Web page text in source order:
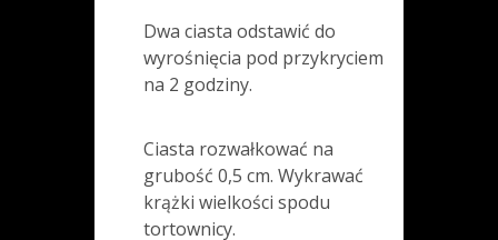
Dwa ciasta odstawić do
wyrośnięcia pod przykryciem
na 2 godziny.
Ciasta rozwałkować na
grubość 0,5 cm. Wykrawać
krążki wielkości spodu
tortownicy.